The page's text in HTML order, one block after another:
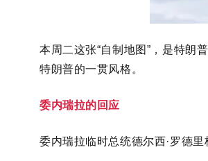
本周二这张“自制地图”，是特朗
特朗普的一贯风格。
委内瑞拉的回应
委内瑞拉临时总统德尔西·罗德